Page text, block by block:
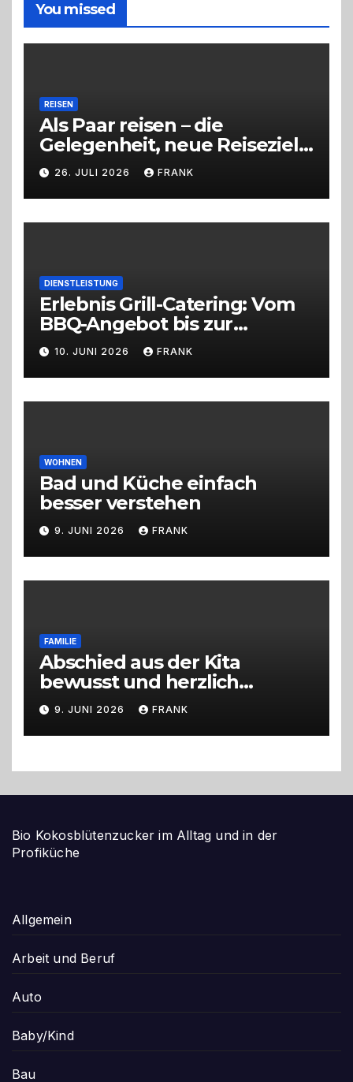
richtige
Entscheidung
You missed
REISEN
Als Paar reisen – die
Gelegenheit, neue Reiseziele
zu entdecken
26. JULI 2026 FRANK
DIENSTLEISTUNG
Erlebnis Grill-Catering: Vom
BBQ-Angebot bis zur
perfekten Eventorganisation
Trend zu Outdoor-Events,
Erlebnisgastronomie und
Live-Cooking
10. JUNI 2026 FRANK
WOHNEN
Bad und Küche einfach
besser verstehen
9. JUNI 2026 FRANK
FAMILIE
Abschied aus der Kita
bewusst und herzlich
gestalten
9. JUNI 2026 FRANK
Bio Kokosblütenzucker im Alltag und in der
Profiküche
Allgemein
Arbeit und Beruf
Auto
Baby/Kind
Bau